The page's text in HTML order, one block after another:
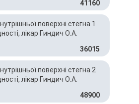
41160
поверхні стегна 1
лікар Гиндич О.А.
36015
поверхні стегна 2
лікар Гиндич О.А.
48900